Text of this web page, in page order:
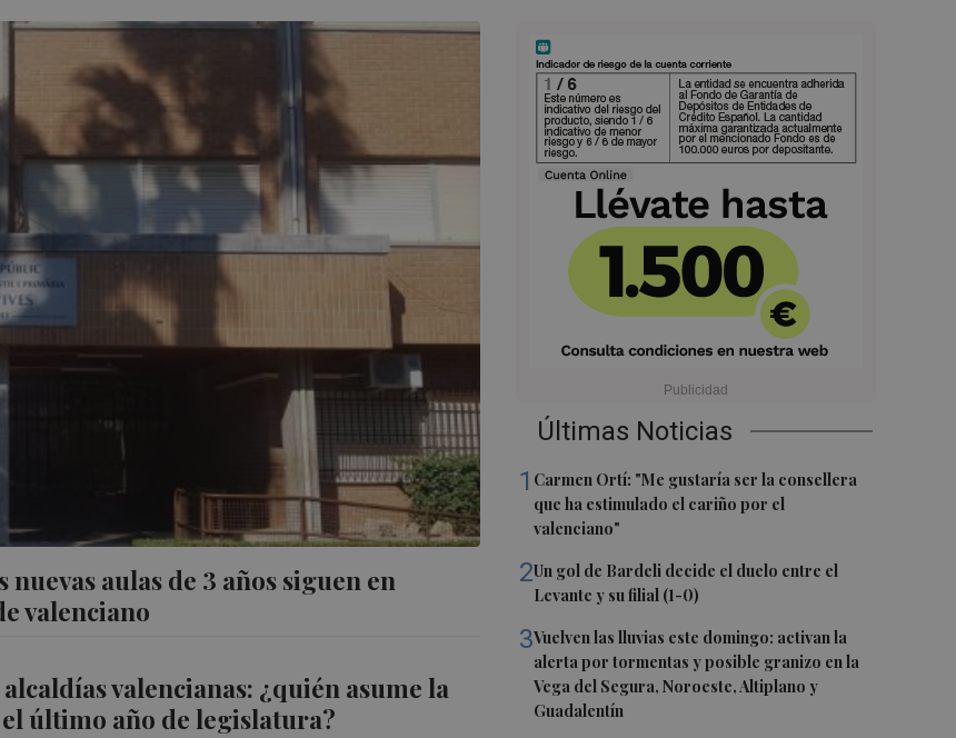
aulas de 3 años siguen en
valenciano
valencianas: ¿quién asume la
último año de legislatura?
Últimas Noticias
1 Carmen Ortí: "Me gustaría ser la consellera
que ha estimulado el cariño por el
valenciano"
2Un gol de Bardeli decide el duelo entre el
Levante y su filial (1-0)
3Vuelven las lluvias este domingo: activan la
alerta por tormentas y posible granizo en la
Vega del Segura, Noroeste, Altiplano y
Guadalentín